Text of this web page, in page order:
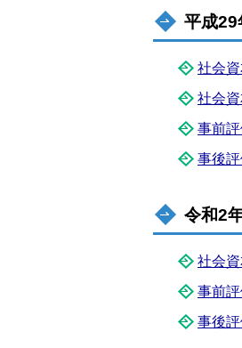
平成29
社会
社会
事前
事後
令和2
社会
事前
事後